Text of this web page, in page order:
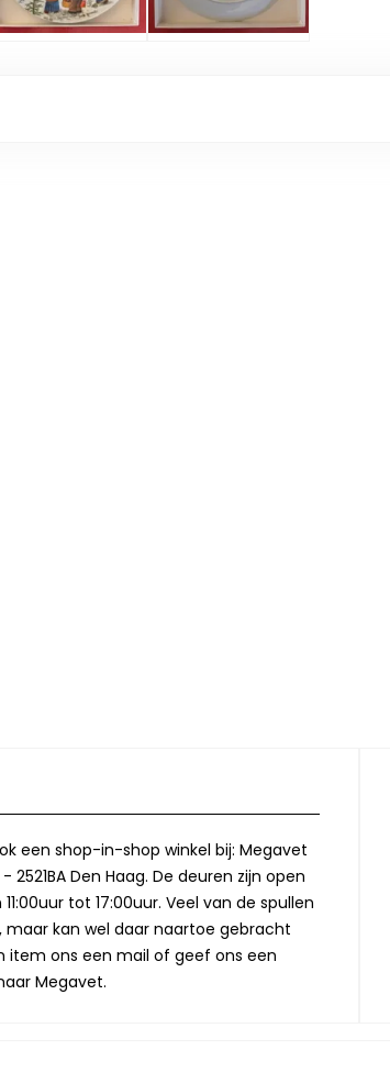
een shop-in-shop winkel bij: Megavet
Den Haag. De deuren zijn open
tot 17:00uur. Veel van de spullen
maar kan wel daar naartoe gebracht
item ons een mail of geef ons een
Megavet.